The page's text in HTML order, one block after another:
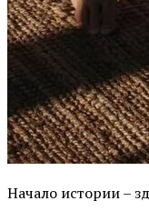
Начало истории –